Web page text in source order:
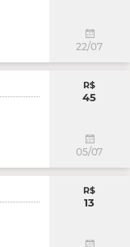
22/07
R$
45
05/07
R$
13